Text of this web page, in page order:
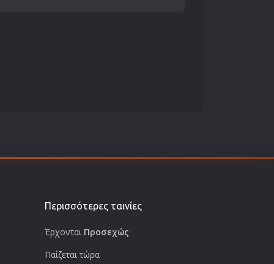
Περισσότερες ταινίες
Έρχονται Προσεχώς
Παίζεται τώρα